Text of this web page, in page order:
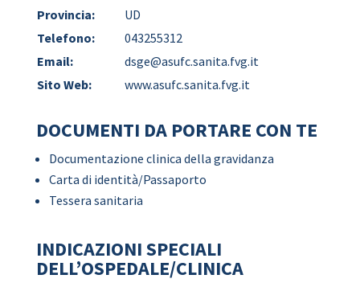
Provincia:
UD
Telefono:
043255312
Email:
dsge@asufc.sanita.fvg.it
Sito Web:
www.asufc.sanita.fvg.it
DOCUMENTI DA PORTARE CON TE
Documentazione clinica della gravidanza
Carta di identità/Passaporto
Tessera sanitaria
INDICAZIONI SPECIALI
DELL’OSPEDALE/CLINICA